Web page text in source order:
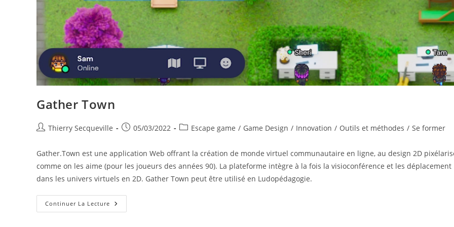
Gather Town
Auteur/autrice
la
Thierry Secqueville
Publication
05/03/2022
PostEscape game / Game Design / Innovation / Outils et méthodes / Se former
Gather.Town est une application Web offrant la création de monde virtuel communautaire en ligne, au design 2D
comme on les aime (pour les joueurs des années 90). La plateforme intègre à la fois la visioconférence et les déplacement
dans les univers virtuels en 2D. Gather Town peut être utilisé en Ludopédagogie.
Continuer La Lecture Gather
Town